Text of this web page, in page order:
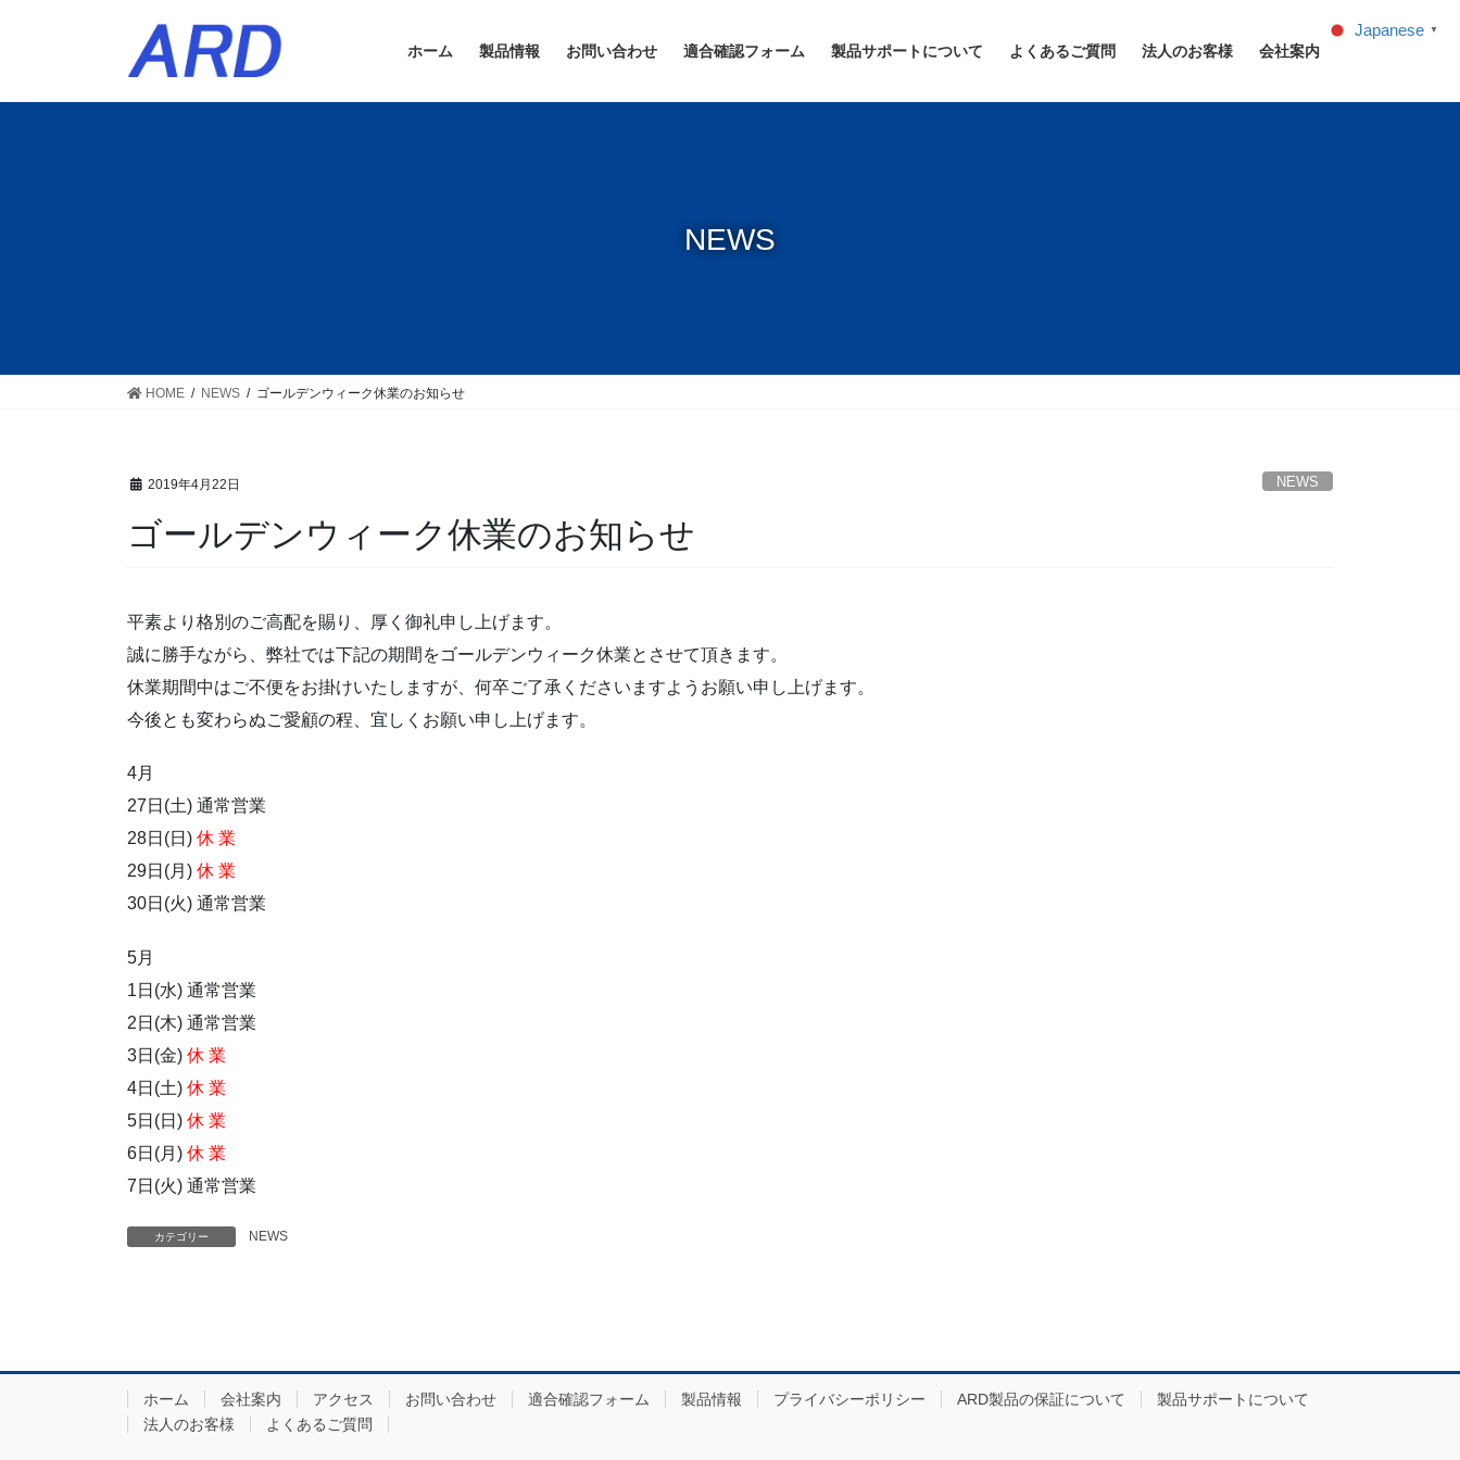
ホーム 製品情報 お問い合わせ 適合確認フォーム 製品サポートについて よくあるご質問 法人のお客様 会社案内
NEWS
HOME NEWS ゴールデンウィーク休業のお知らせ
2019年4月22日 NEWS
ゴールデンウィーク休業のお知らせ
平素より格別のご高配を賜り、厚く御礼申し上げます。
誠に勝手ながら、弊社では下記の期間をゴールデンウィーク休業とさせて頂きます。
休業期間中はご不便をお掛けいたしますが、何卒ご了承くださいますようお願い申し上げます。
今後とも変わらぬご愛顧の程、宜しくお願い申し上げます。
4月
27日(土) 通常営業
28日(日) 休 業
29日(月) 休 業
30日(火) 通常営業
5月
1日(水) 通常営業
2日(木) 通常営業
3日(金) 休 業
4日(土) 休 業
5日(日) 休 業
6日(月) 休 業
7日(火) 通常営業
カテゴリー NEWS
ホーム 会社案内 アクセス お問い合わせ 適合確認フォーム 製品情報 プライバシーポリシー ARD製品の保証について
製品サポートについて
法人のお客様
よくあるご質問
Japanese ▼